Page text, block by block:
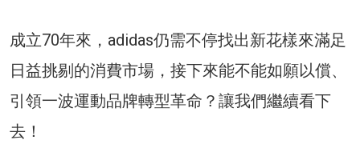
成立70年來，adidas仍需不停找出新花樣來滿足
日益挑剔的消費市場，接下來能不能如願以償、
引領一波運動品牌轉型革命？讓我們繼續看下
去！